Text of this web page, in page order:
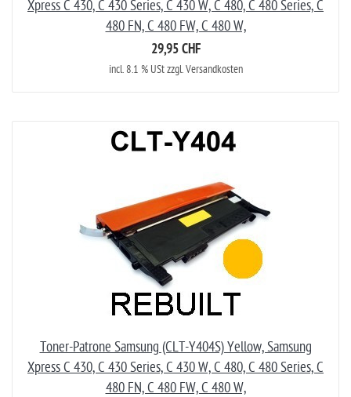
Xpress C 430, C 430 Series, C 430 W, C 480, C 480 Series, C
480 FN, C 480 FW, C 480 W,
29,95 CHF
incl. 8.1 % USt zzgl. Versandkosten
Toner-Patrone Samsung (CLT-Y404S) Yellow, Samsung
Xpress C 430, C 430 Series, C 430 W, C 480, C 480 Series, C
480 FN, C 480 FW, C 480 W,